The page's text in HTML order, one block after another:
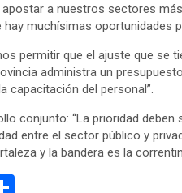
a nuestros sectores
muchísimas oportunidades
permitir que el ajuste que
administra un
capacitación del personal”.
conjunto: “La prioridad
entre el sector público y
y la bandera es la